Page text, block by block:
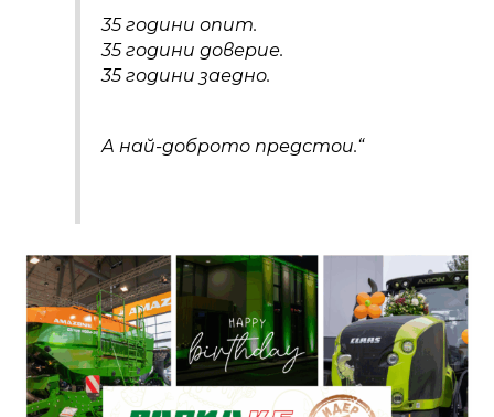
35 години опит.
35 години доверие.
35 години заедно.
А най-доброто предстои.“